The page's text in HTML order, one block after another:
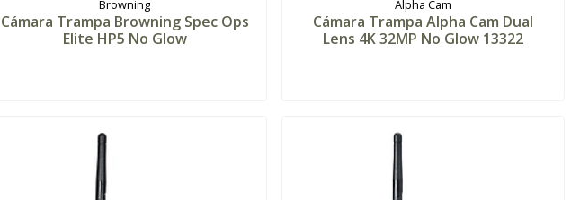
Browning
Cámara Trampa Browning Spec Ops
Elite HP5 No Glow
Alpha Cam
Cámara Trampa Alpha Cam Dual
Lens 4K 32MP No Glow 13322